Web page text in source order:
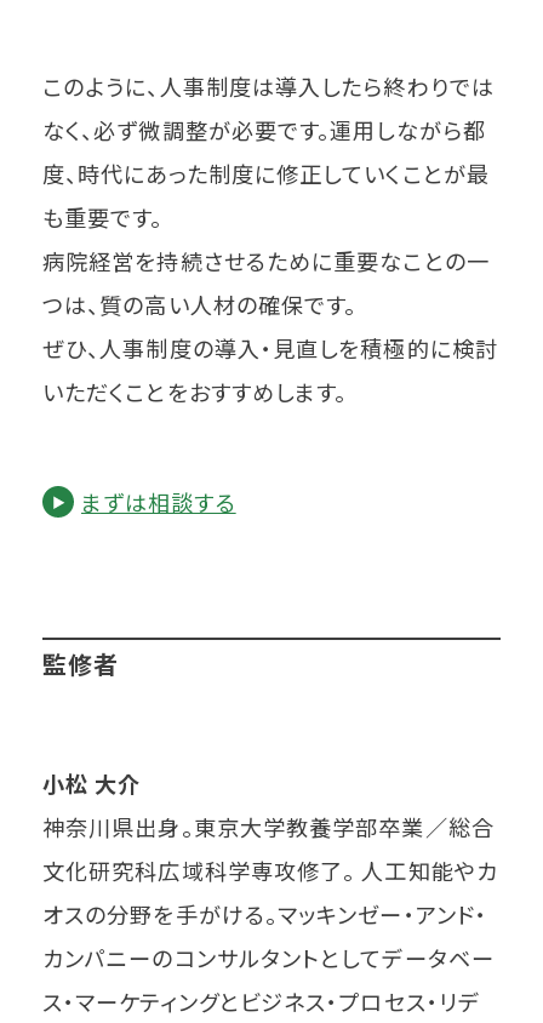
このように、人事制度は導入したら終わりでは
なく、必ず微調整が必要です。運用しながら都
度、時代にあった制度に修正していくことが最
も重要です。
病院経営を持続させるために重要なことの一
つは、質の高い人材の確保です。
ぜひ、人事制度の導入・見直しを積極的に検討
いただくことをおすすめします。
まずは相談する
監修者
小松 大介
神奈川県出身。東京大学教養学部卒業／総合
文化研究科広域科学専攻修了。 人工知能やカ
オスの分野を手がける。マッキンゼー・アンド・
カンパニーのコンサルタントとしてデータベー
ス・マーケティングとビジネス・プロセス・リデ